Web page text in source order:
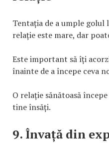
Tentația de a umple golul
relație este mare, dar
Este important să îți
înainte de a începe ceva
O relație sănătoasă
tine însăți.
9. Învață din